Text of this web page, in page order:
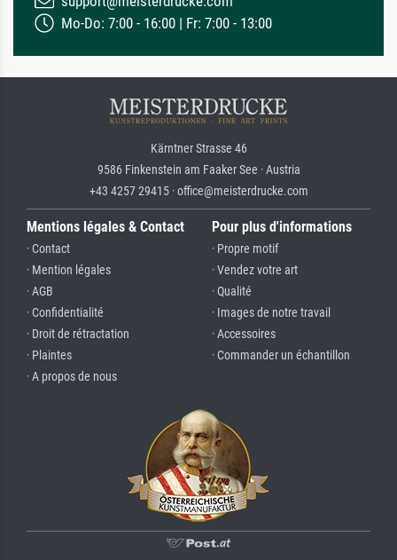
Mo-Do: 7:00 - 16:00 | Fr: 7:00 - 13:00
Kärntner Strasse 46
9586 Finkenstein am Faaker See · Austria
+43 4257 29415 · office@meisterdrucke.com
Mentions légales & Contact
· Contact
· Mention légales
· AGB
· Confidentialité
· Droit de rétractation
· Plaintes
· A propos de nous
Pour plus d'informations
· Propre motif
· Vendez votre art
· Qualité
· Images de notre travail
· Accessoires
· Commander un échantillon